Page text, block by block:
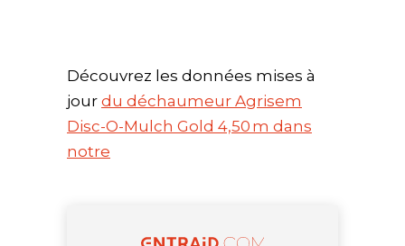
Découvrez les données mises à
jour du déchaumeur Agrisem
Disc-O-Mulch Gold 4,50 m dans
notre